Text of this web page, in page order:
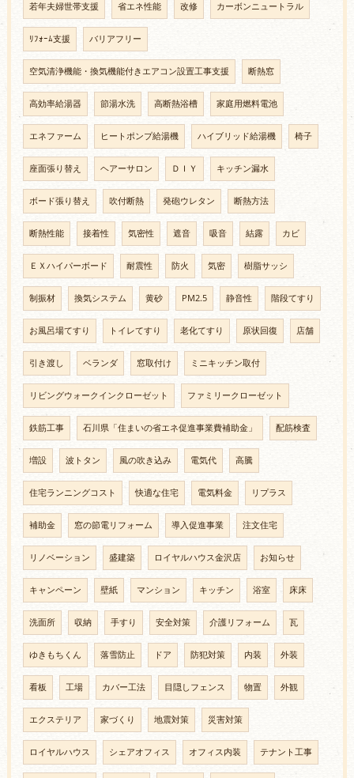
若年夫婦世帯支援 省エネ性能 改修 カーボンニュートラル
ﾘﾌｫｰﾑ支援 バリアフリー
空気清浄機能・換気機能付きエアコン設置工事支援 断熱窓
高効率給湯器 節湯水洗 高断熱浴槽 家庭用燃料電池
エネファーム ヒートポンプ給湯機 ハイブリッド給湯機 椅子
座面張り替え ヘアーサロン ＤＩＹ キッチン漏水
ボード張り替え 吹付断熱 発砲ウレタン 断熱方法
断熱性能 接着性 気密性 遮音 吸音 結露 カビ
ＥＸハイパーボード 耐震性 防火 気密 樹脂サッシ
制振材 換気システム 黄砂 PM2.5 静音性 階段てすり
お風呂場てすり トイレてすり 老化てすり 原状回復 店舗
引き渡し ベランダ 窓取付け ミニキッチン取付
リビングウォークインクローゼット ファミリークローゼット
鉄筋工事 石川県「住まいの省エネ促進事業費補助金」 配筋検査
増設 波トタン 風の吹き込み 電気代 高騰
住宅ランニングコスト 快適な住宅 電気料金 リプラス
補助金 窓の節電リフォーム 導入促進事業 注文住宅
リノベーション 盛建築 ロイヤルハウス金沢店 お知らせ
キャンペーン 壁紙 マンション キッチン 浴室 床床
洗面所 収納 手すり 安全対策 介護リフォーム 瓦
ゆきもちくん 落雪防止 ドア 防犯対策 内装 外装
看板 工場 カバー工法 目隠しフェンス 物置 外観
エクステリア 家づくり 地震対策 災害対策
ロイヤルハウス シェアオフィス オフィス内装 テナント工事